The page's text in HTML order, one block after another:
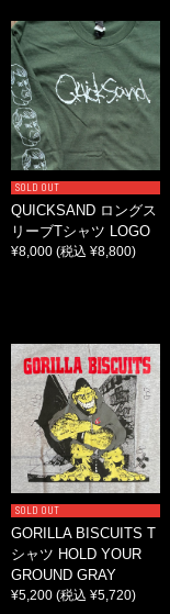
SOLD OUT
QUICKSAND ロングス
リーブTシャツ LOGO
¥8,000 (税込 ¥8,800)
SOLD OUT
GORILLA BISCUITS T
シャツ HOLD YOUR
GROUND GRAY
¥5,200 (税込 ¥5,720)